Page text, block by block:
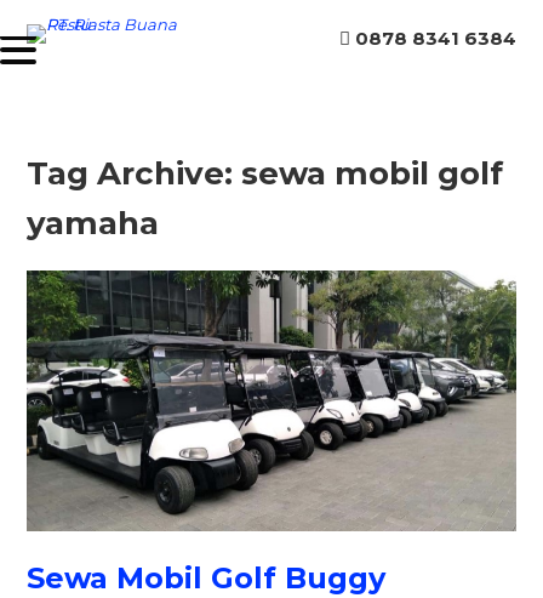
0878 8341 6384
Tag Archive: sewa mobil golf
yamaha
Sewa Mobil Golf Buggy